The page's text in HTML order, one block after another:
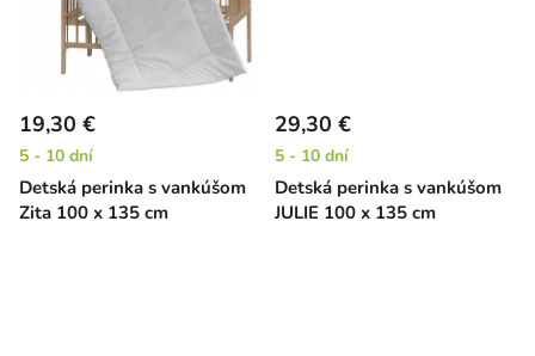
Detská perinka s vankúšom
Zita 100 x 135 cm
19,30 €
5 - 10 dní
Detská perinka s vankúšom
JULIE 100 x 135 cm
29,30 €
5 - 10 dní